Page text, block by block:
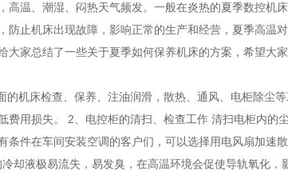
高温、潮湿、闷热天气频发。一般在炎热的夏季数控机
止机床出现故障，影响正常的生产和经营，夏季高温
家总结了一些关于夏季如何保养机床的方案，希望大
机床检查、保养、注油润滑，散热、通风、电柜除尘
费用损失。 2、电控柜的清扫、检查工作 清扫电柜内的
件在车间安装空调的客户们，可以选择用电风扇加速
却液极易流失，易发臭，在高温环境会促使导轨氧化，